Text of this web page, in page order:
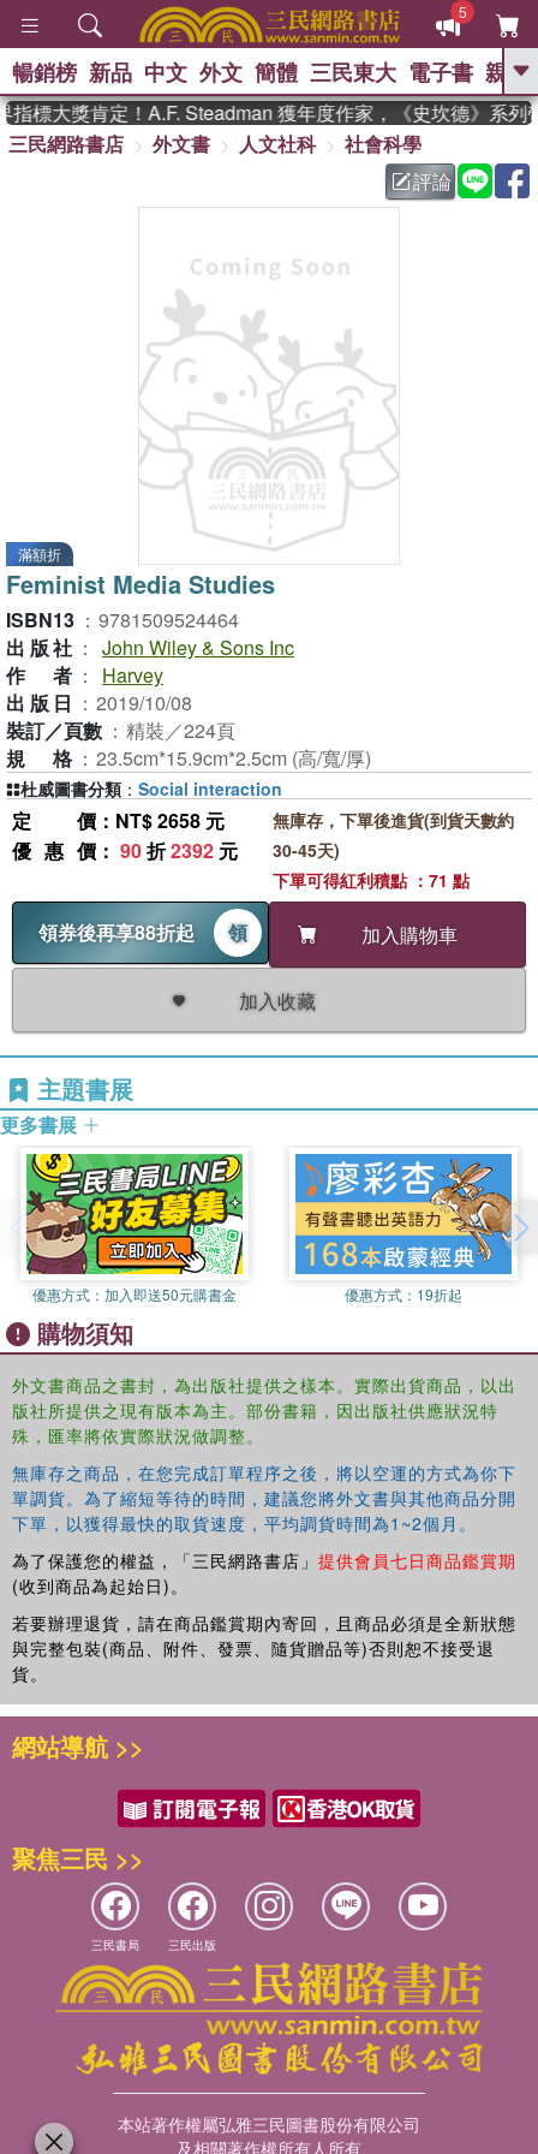
5
GO
熱搜： 東野圭吾 、 高希均教授回憶錄
父親節 、 如果歷
暑期推薦 、 國際布克
偉大的迷走神經
暢銷榜 新品 中文 外文 簡體 三民東大 電子書 親子
標大獎肯定！A.F. Steadman 獲年度作家，《史坎德》系列
三民網路書店
外文書 人文社科
社會科學
評論
滿額折
Feminist Media Studies
ISBN13 ： 9781509524464
出版社 ： John Wiley & Sons Inc
作者 ：
Harvey
出版日 ： 2019/10/08
裝訂／頁數 ： 精裝／224頁
規格 ： 23.5cm*15.9cm*2.5cm (高/寬/厚)
定價 ：NT$ 2658 元
優惠價 ： 90折2392 元
領券後再享88折起 領 加入購物車
加入收藏
無庫存，下單後進貨(到貨天數約
30-45天)
下單可得紅利積點 ：71 點
杜威圖書分類 ： Social interaction
主題書展
更多書展
優惠方式： 加入即送50元購書金 優惠方式： 19折起
購物須知
外文書商品之書封，為出版社提供之樣本。實際出貨商品，以出
版社所提供之現有版本為主。部份書籍，因出版社供應狀況特
殊，匯率將依實際狀況做調整。
無庫存之商品，在您完成訂單程序之後，將以空運的方式為你下
單調貨。為了縮短等待的時間，建議您將外文書與其他商品分開
下單，以獲得最快的取貨速度，平均調貨時間為1~2個月。
為了保護您的權益，「三民網路書店」 提供會員七日商品鑑賞期
(收到商品為起始日)。
若要辦理退貨，請在商品鑑賞期內寄回，且商品必須是全新狀態
與完整包裝(商品、附件、發票、隨貨贈品等)否則恕不接受退
貨。
網站導航 >>
聚焦三民 >>
三民書局 三民出版
本站著作權屬弘雅三民圖書股份有限公司
及相關著作權所有人所有